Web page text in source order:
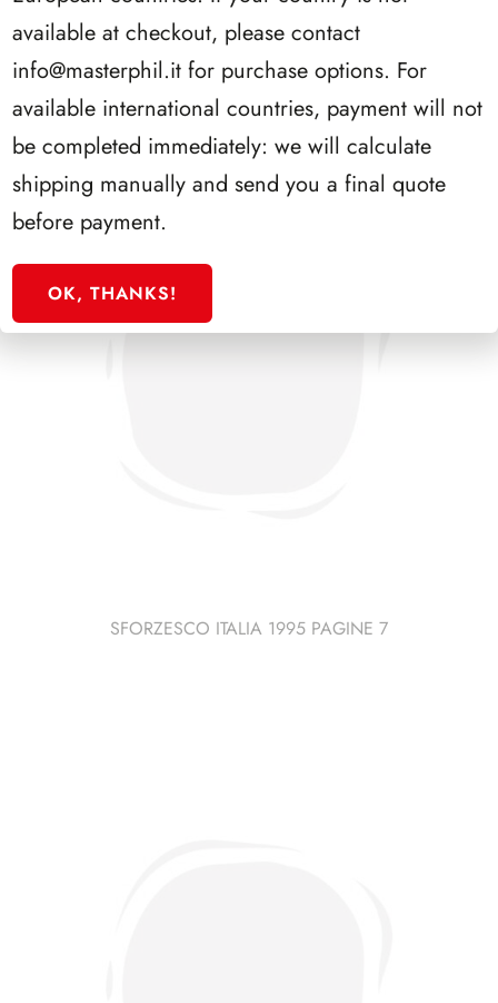
SFORZESCO ITALIA 1992 SCALFARO PAGINE 2+1
SFORZESCO ITALIA 1995 PAGINE 7
available at checkout, please contact
info@masterphil.it for purchase options. For
available international countries, payment will not
be completed immediately: we will calculate
shipping manually and send you a final quote
before payment.
OK, THANKS!